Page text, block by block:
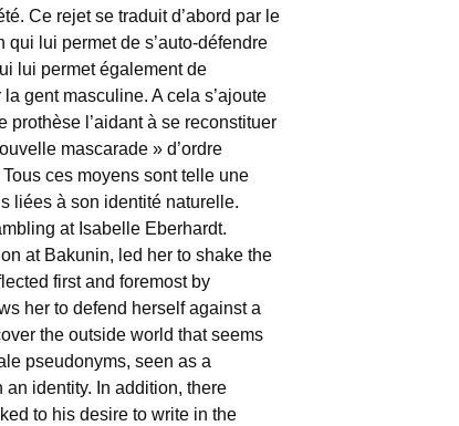
Ce rejet se traduit d’abord par le
lui permet de s’auto-défendre
lui permet également de
gent masculine. A cela s’ajoute
prothèse l’aidant à se reconstituer
mascarade » d’ordre
ces moyens sont telle une
liées à son identité naturelle.
at Isabelle Eberhardt.
at Bakunin, led her to shake the
first and foremost by
her to defend herself against a
the outside world that seems
pseudonyms, seen as a
identity. In addition, there
to his desire to write in the